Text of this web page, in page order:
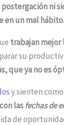
postergación ni
en un mal hábito.
trabajan mejor
su
que ya no es
​​y sienten
lasfechas de
de